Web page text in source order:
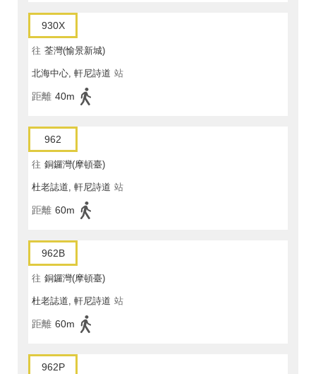
930X
往 荃灣(愉景新城)
北海中心, 軒尼詩道 站
距離 40m
962
往 銅鑼灣(摩頓臺)
杜老誌道, 軒尼詩道 站
距離 60m
962B
往 銅鑼灣(摩頓臺)
杜老誌道, 軒尼詩道 站
距離 60m
962P